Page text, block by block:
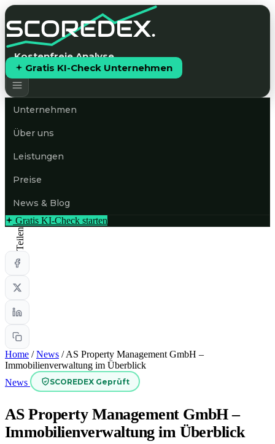
Kostenfreie Analyse
Gratis KI-Check Unternehmen
Unternehmen
Über uns
Leistungen
Preise
News & Blog
Gratis KI-Check starten
Teilen
Home / News / AS Property Management GmbH –
Immobilienverwaltung im Überblick
News
SCOREDEX Geprüft
AS Property Management GmbH –
Immobilienverwaltung im Überblick